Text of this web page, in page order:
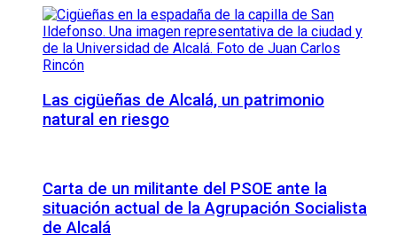
Las cigüeñas de Alcalá, un patrimonio
natural en riesgo
Carta de un militante del PSOE ante la
situación actual de la Agrupación Socialista
de Alcalá